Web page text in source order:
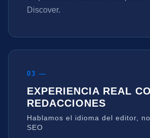
Discover.
03 —
EXPERIENCIA REAL
REDACCIONES
Hablamos el idioma del editor,
SEO